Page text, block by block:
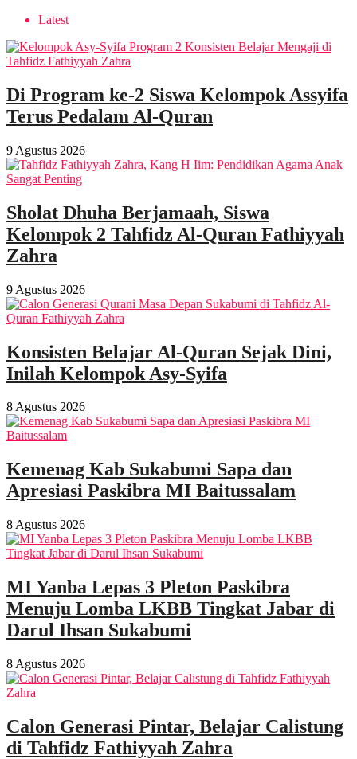
Latest
Di Program ke-2 Siswa Kelompok Assyifa
Terus Pedalam Al-Quran
9 Agustus 2026
Sholat Dhuha Berjamaah, Siswa
Kelompok 2 Tahfidz Al-Quran Fathiyyah
Zahra
9 Agustus 2026
Konsisten Belajar Al-Quran Sejak Dini,
Inilah Kelompok Asy-Syifa
8 Agustus 2026
Kemenag Kab Sukabumi Sapa dan
Apresiasi Paskibra MI Baitussalam
8 Agustus 2026
MI Yanba Lepas 3 Pleton Paskibra
Menuju Lomba LKBB Tingkat Jabar di
Darul Ihsan Sukabumi
8 Agustus 2026
Calon Generasi Pintar, Belajar Calistung
di Tahfidz Fathiyyah Zahra